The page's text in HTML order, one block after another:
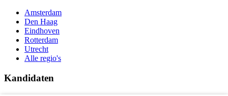
Amsterdam
Den Haag
Eindhoven
Rotterdam
Utrecht
Alle regio's
Kandidaten